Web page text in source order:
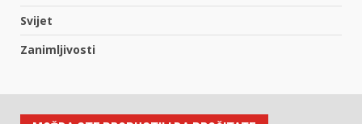
Svijet
Zanimljivosti